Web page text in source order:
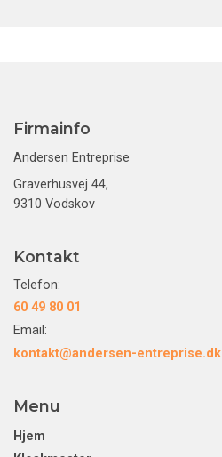
Firmainfo
Andersen Entreprise
Graverhusvej 44,
9310 Vodskov
Kontakt
Telefon:
60 49 80 01
Email:
kontakt@andersen-entreprise.dk
Menu
Hjem